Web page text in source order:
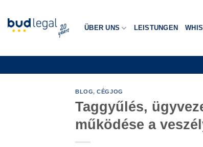
Inhalt
springen
ÜBER UNS LEISTUNGEN
BLOG,CÉGJOG
Taggyűlés,
működése a